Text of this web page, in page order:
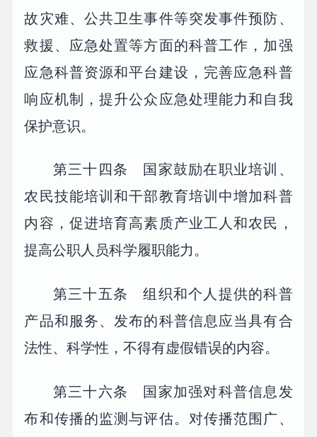
故灾难、公共卫生事件等突发事件预防、
救援、应急处置等方面的科普工作，加强
应急科普资源和平台建设，完善应急科普
响应机制，提升公众应急处理能力和自我
保护意识。
第三十四条 国家鼓励在职业培训、
农民技能培训和干部教育培训中增加科普
内容，促进培育高素质产业工人和农民，
提高公职人员科学履职能力。
第三十五条 组织和个人提供的科普
产品和服务、发布的科普信息应当具有合
法性、科学性，不得有虚假错误的内容。
第三十六条 国家加强对科普信息发
布和传播的监测与评估。对传播范围广、